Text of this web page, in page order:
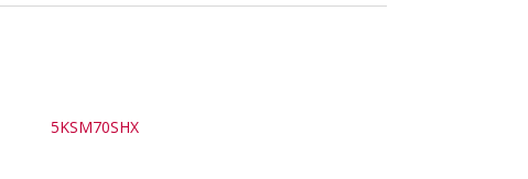
5KSM70SHX